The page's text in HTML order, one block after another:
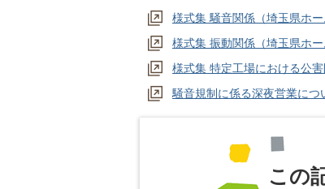
様式集 騒音関係（埼玉県ホー
様式集 振動関係（埼玉県ホー
様式集 特定工場における公
騒音規制に係る深夜営業につ
この